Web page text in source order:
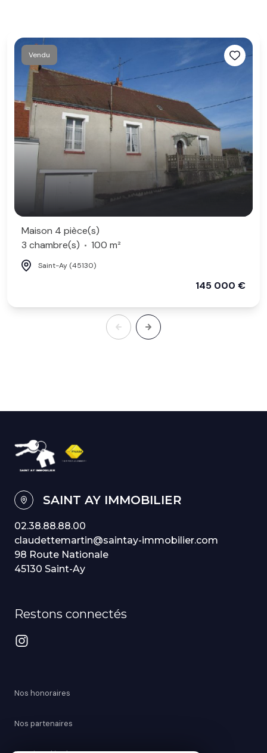
Vendu
Maison 4 pièce(s)
3 chambre(s)
100 m²
Saint-Ay (45130)
145 000 €
SAINT AY IMMOBILIER
02.38.88.88.00
claudettemartin@saintay-immobilier.com
98 Route Nationale
45130 Saint-Ay
Restons connectés
Nos honoraires
Nos partenaires